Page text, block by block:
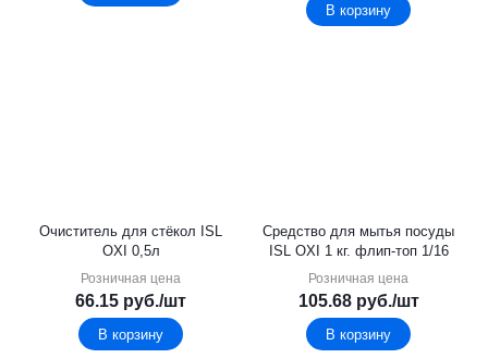
В корзину
Очиститель для стёкол ISL
OXI 0,5л
Розничная цена
66.15 руб./шт
В корзину
Средство для мытья посуды
ISL OXI 1 кг. флип-топ 1/16
Розничная цена
105.68руб./шт
В корзину